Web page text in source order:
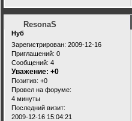
ResonaS
Нуб
Зарегистрирован: 2009-12-16
Приглашений: 0
Сообщений: 4
Уважение: +0
Позитив: +0
Провел на форуме:
4 минуты
Последний визит:
2009-12-16 15:04:21